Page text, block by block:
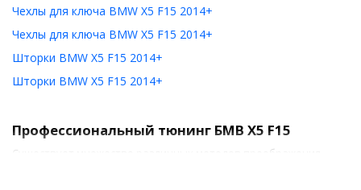
Чехлы для ключа BMW X5 F15 2014+
Чехлы для ключа BMW X5 F15 2014+
Шторки BMW X5 F15 2014+
Шторки BMW X5 F15 2014+
Профессиональный тюнинг БМВ X5 F15
Существует множество различных методов преображения